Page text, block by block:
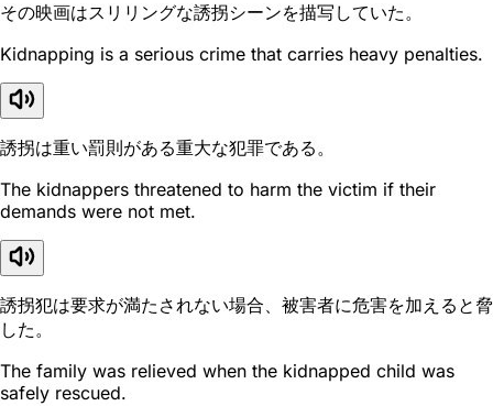
その映画はスリリングな誘拐シーンを描写していた。
Kidnapping is a serious crime that carries heavy penalties.
誘拐は重い罰則がある重大な犯罪である。
The kidnappers threatened to harm the victim if their
demands were not met.
誘拐犯は要求が満たされない場合、被害者に危害を加えると脅
した。
The family was relieved when the kidnapped child was
safely rescued.